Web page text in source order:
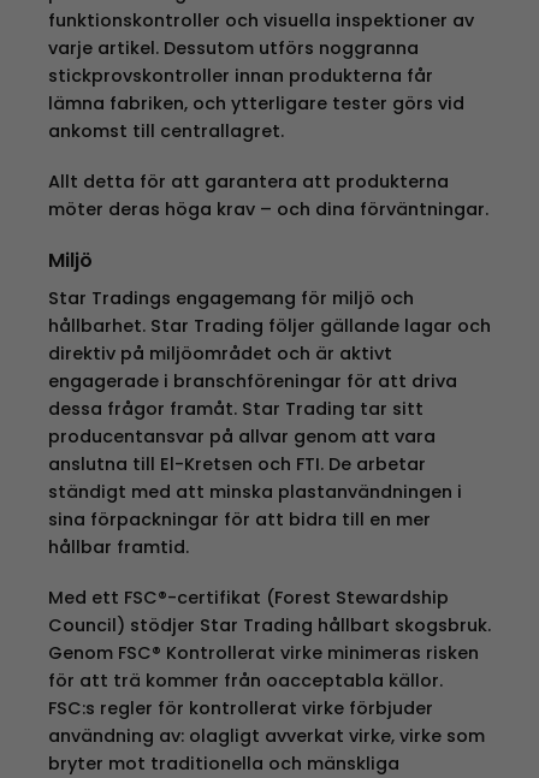
funktionskontroller och visuella inspektioner av
varje artikel. Dessutom utförs noggranna
stickprovskontroller innan produkterna får
lämna fabriken, och ytterligare tester görs vid
ankomst till centrallagret.
Allt detta för att garantera att produkterna
möter deras höga krav – och dina förväntningar.
Miljö
Star Tradings engagemang för miljö och
hållbarhet. Star Trading följer gällande lagar och
direktiv på miljöområdet och är aktivt
engagerade i branschföreningar för att driva
dessa frågor framåt. Star Trading tar sitt
producentansvar på allvar genom att vara
anslutna till El-Kretsen och FTI. De arbetar
ständigt med att minska plastanvändningen i
sina förpackningar för att bidra till en mer
hållbar framtid.
Med ett FSC®-certifikat (Forest Stewardship
Council) stödjer Star Trading hållbart skogsbruk.
Genom FSC® Kontrollerat virke minimeras risken
för att trä kommer från oacceptabla källor.
FSC:s regler för kontrollerat virke förbjuder
användning av: olagligt avverkat virke, virke som
bryter mot traditionella och mänskliga